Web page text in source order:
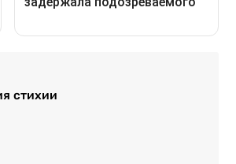
стихии